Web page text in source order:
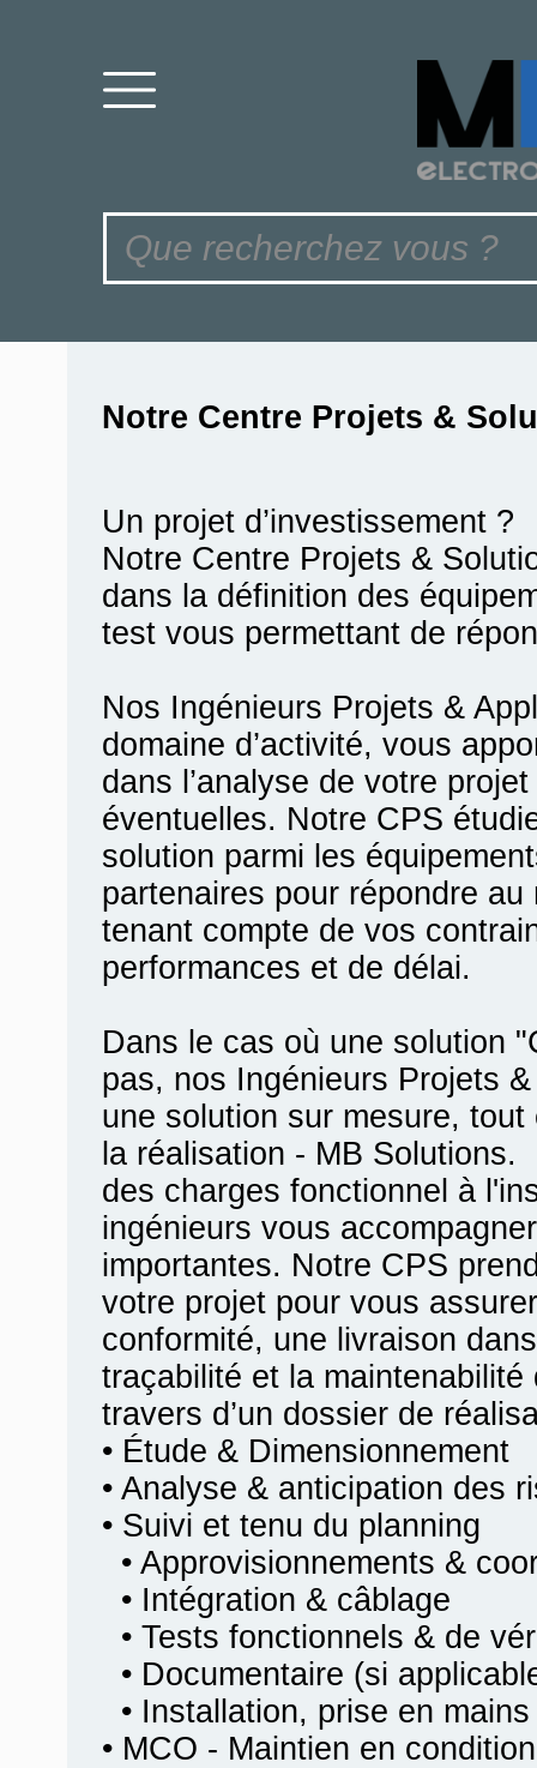
Notre Centre Projets &
Un projet d’investissement ?
Notre Centre Projets &
dans la définition des
test vous permettant de
Nos Ingénieurs Projets &
domaine d’activité, vous
dans l’analyse de votre
éventuelles. Notre CPS
solution parmi les
partenaires pour répondre
tenant compte de vos
performances et de délai.
Dans le cas où une solution
pas, nos Ingénieurs Projets
une solution sur mesure,
la réalisation - MB
des charges fonctionnel à
ingénieurs vous
importantes. Notre CPS
votre projet pour vous
conformité, une livraison
traçabilité et la
travers d’un dossier de
• Étude & Dimensionnement
• Analyse & anticipation des
• Suivi et tenu du planning
• Approvisionnements &
• Intégration & câblage
• Tests fonctionnels & de
• Documentaire (si
• Installation, prise en
• MCO - Maintien en